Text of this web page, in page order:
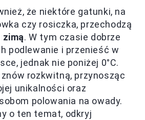
że niektóre gatunki, na
czy rosiczka, przechodzą
. W tym czasie dobrze
podlewanie i przenieść w
jednak nie poniżej 0°C.
rozkwitną, przynosząc
unikalności oraz
polowania na owady.
o ten temat, odkryj